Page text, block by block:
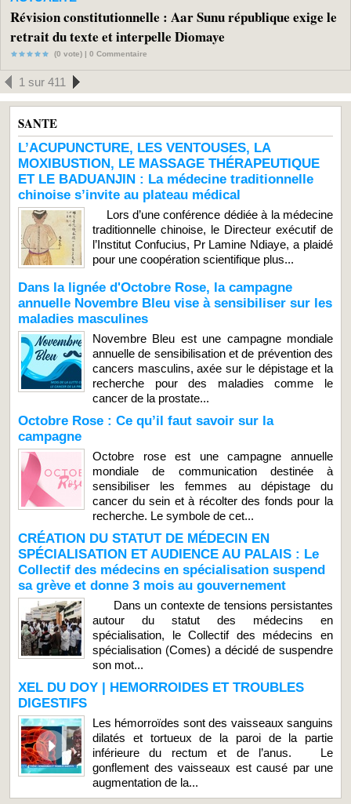
Révision constitutionnelle : Aar Sunu république exige le
retrait du texte et interpelle Diomaye
(0 vote) | 0 Commentaire
1 sur 411
SANTE
L’ACUPUNCTURE, LES VENTOUSES, LA
MOXIBUSTION, LE MASSAGE THÉRAPEUTIQUE
ET LE BADUANJIN : La médecine traditionnelle
chinoise s’invite au plateau médical
Lors d’une conférence dédiée à la médecine
traditionnelle chinoise, le Directeur exécutif de
l’Institut Confucius, Pr Lamine Ndiaye, a plaidé
pour une coopération scientifique plus...
Dans la lignée d'Octobre Rose, la campagne
annuelle Novembre Bleu vise à sensibiliser sur les
maladies masculines
Novembre Bleu est une campagne mondiale
annuelle de sensibilisation et de prévention des
cancers masculins, axée sur le dépistage et la
recherche pour des maladies comme le
cancer de la prostate...
Octobre Rose : Ce qu’il faut savoir sur la
campagne
Octobre rose est une campagne annuelle
mondiale de communication destinée à
sensibiliser les femmes au dépistage du
cancer du sein et à récolter des fonds pour la
recherche. Le symbole de cet...
CRÉATION DU STATUT DE MÉDECIN EN
SPÉCIALISATION ET AUDIENCE AU PALAIS : Le
Collectif des médecins en spécialisation suspend
sa grève et donne 3 mois au gouvernement
Dans un contexte de tensions persistantes
autour du statut des médecins en
spécialisation, le Collectif des médecins en
spécialisation (Comes) a décidé de suspendre
son mot...
XEL DU DOY | HEMORROIDES ET TROUBLES
DIGESTIFS
Les hémorroïdes sont des vaisseaux sanguins
dilatés et tortueux de la paroi de la partie
inférieure du rectum et de l’anus. Le
gonflement des vaisseaux est causé par une
augmentation de la...